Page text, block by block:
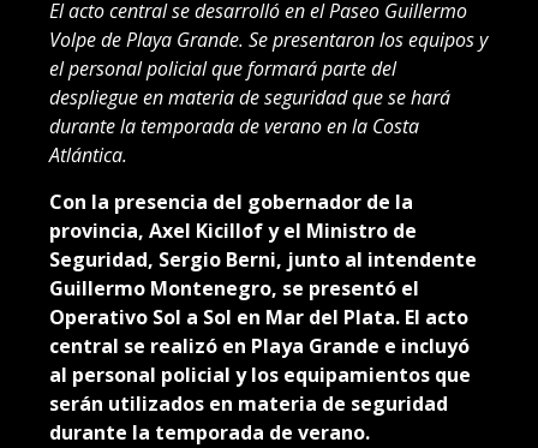
El acto central se desarrolló en el Paseo Guillermo
Volpe de Playa Grande. Se presentaron los equipos y
el personal policial que formará parte del
despliegue en materia de seguridad que se hará
durante la temporada de verano en la Costa
Atlántica.
Con la presencia del gobernador de la
provincia, Axel Kicillof y el Ministro de
Seguridad, Sergio Berni, junto al intendente
Guillermo Montenegro, se presentó el
Operativo Sol a Sol en Mar del Plata. El acto
central se realizó en Playa Grande e incluyó
al personal policial y los equipamientos que
serán utilizados en materia de seguridad
durante la temporada de verano.